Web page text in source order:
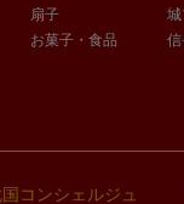
扇子
お菓子・食品
信
コンシェルジュ